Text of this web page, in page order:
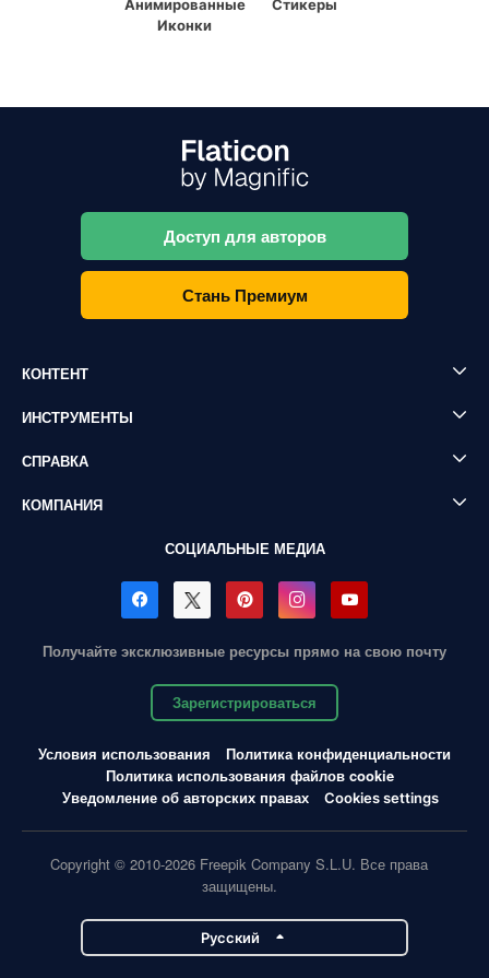
Анимированные
Иконки
Стикеры
Доступ для авторов
Стань Премиум
КОНТЕНТ
ИНСТРУМЕНТЫ
СПРАВКА
КОМПАНИЯ
СОЦИАЛЬНЫЕ МЕДИА
Получайте эксклюзивные ресурсы прямо на свою почту
Зарегистрироваться
Условия использования
Политика конфиденциальности
Политика использования файлов cookie
Уведомление об авторских правах
Cookies settings
Copyright © 2010-2026 Freepik Company S.L.U. Все права
защищены.
Pусский